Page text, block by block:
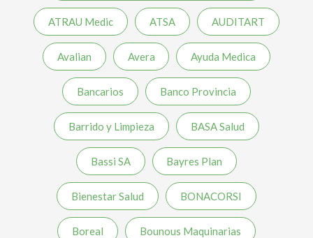
ATRAU Medic ATSA AUDITART
Avalian Avera Ayuda Medica
Bancarios Banco Provincia
Barrido y Limpieza BASA Salud
Bassi SA Bayres Plan
Bienestar Salud BONACORSI
Boreal Bounous Maquinarias